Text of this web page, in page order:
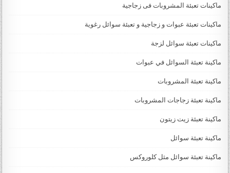
ماكينات تعبئة المشروبات فى زجاجية
ماكينات تعبئة عبوات و زجاجية و تعبئة سوائل رغوية
ماكينات تعبئة سوائل لزجة
‏‏‏ماكينة تعبئة السوائل في عبوات
ماكينة تعبئة المشروبات
ماكينة تعبئة زجاجات المشروبات
ماكينة تعبئة زيت زيتون
ماكينة تعبئة سوائل
ماكينة تعبئة سوائل مثل كلوروكس